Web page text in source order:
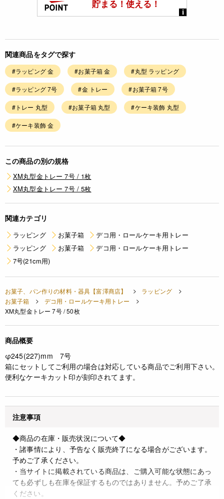
関連商品をタグで探す
#ラッピング 金 #お菓子箱 金 #丸型 ラッピング
#ラッピング 7号 #金 トレー #お菓子箱 7号
#トレー 丸型 #お菓子箱 丸型 #ケーキ装飾 丸型
#ケーキ装飾 金
この商品の別の規格
XM丸型金トレー 7号 / 1枚
XM丸型金トレー 7号 / 5枚
関連カテゴリ
ラッピング お菓子箱
デコ用・ロールケーキ用トレー
ラッピング
お菓子箱
デコ用・ロールケーキ用トレー
7号(21cm用)
お菓子、パン作りの材料・器具【富澤商店】
ラッピング
お菓子箱
デコ用・ロールケーキ用トレー
XM丸型金トレー 7号 / 50枚
商品概要
φ245(227)mm 7号
箱にセットしてご利用の場合は対応している商品でご利用下さい。
便利なケーキカット印が刻印されてます。
注意事項
◆商品の在庫・販売状況について◆
・諸事情により、予告なく販売終了になる場合がございます。
予めご了承ください。
・当サイトに掲載されている商品は、ご購入可能な状態にあっ
ても必ずしも在庫を保証するものではありません。予めご了承
ください。